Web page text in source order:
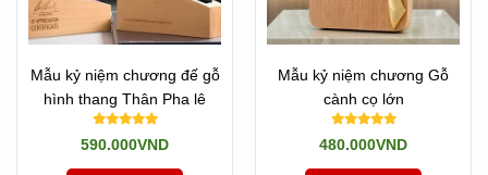
Mẫu kỷ niệm chương đế gỗ
hình thang Thân Pha lê
590.000VND
Mẫu kỷ niệm chương Gỗ
cành cọ lớn
480.000VND